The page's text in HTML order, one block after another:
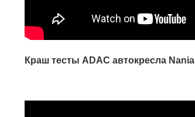
Краш тесты ADAC автокресла Nania